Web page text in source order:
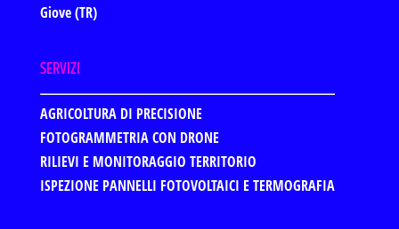
Giove (TR)
SERVIZI
AGRICOLTURA DI PRECISIONE
FOTOGRAMMETRIA CON DRONE
RILIEVI E MONITORAGGIO TERRITORIO
ISPEZIONE PANNELLI FOTOVOLTAICI E TERMOGRAFIA